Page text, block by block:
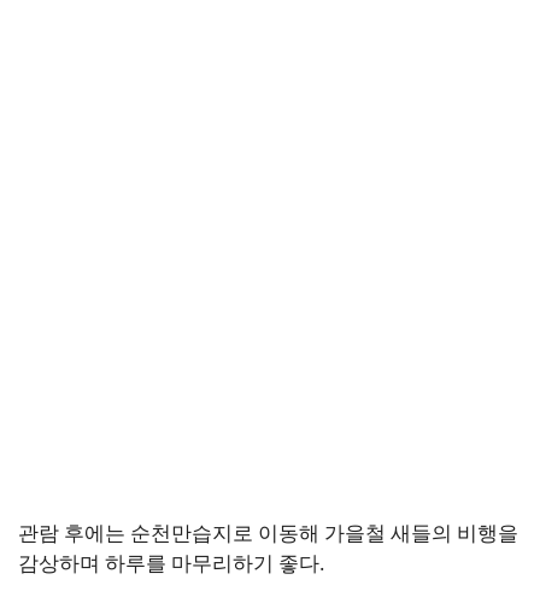
관람 후에는 순천만습지로 이동해 가을철 새들의 비행을
감상하며 하루를 마무리하기 좋다.